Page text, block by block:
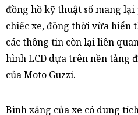
đồng hồ kỹ thuật số mang
chiếc xe, đồng thời vừa hiển
các thông tin còn lại liên
hình LCD dựa trên nền tảng
của Moto Guzzi.
Bình xăng của xe có dung